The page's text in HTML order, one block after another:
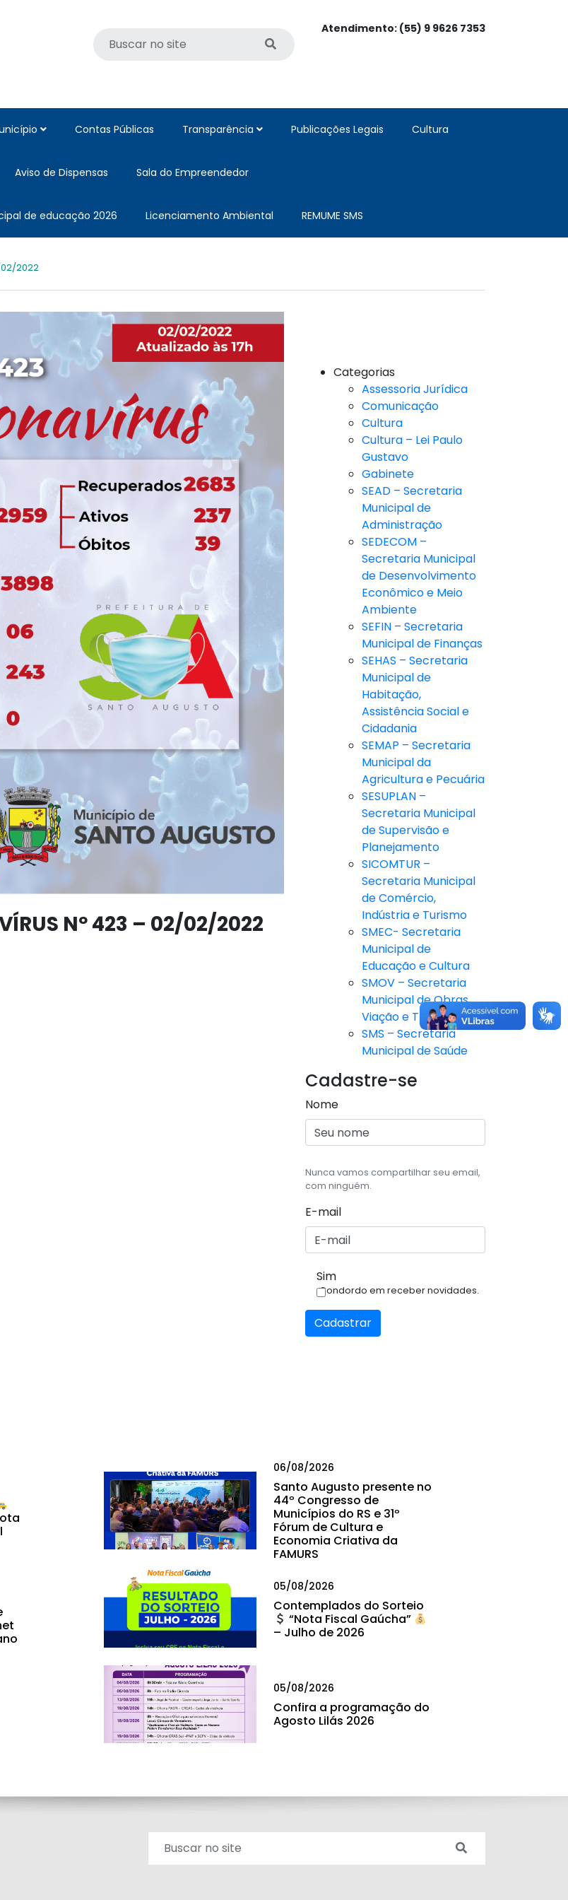
Atendimento: (55) 9 9626 7353
Contas Públicas Transparência Publicações Legais Cultura
Aviso de Dispensas Sala do Empreendedor
de educação 2026 Licenciamento Ambiental REMUME SMS
02/2022
Nº 423 – 02/02/2022
Categorias
Assessoria Jurídica
Comunicação
Cultura
Cultura – Lei Paulo
Gustavo
Gabinete
SEAD – Secretaria
Municipal de
Administração
SEDECOM –
Secretaria Municipal
de Desenvolvimento
Econômico e Meio
Ambiente
SEFIN – Secretaria
Municipal de Finanças
SEHAS – Secretaria
Municipal de
Habitação,
Assistência Social e
Cidadania
SEMAP – Secretaria
Municipal da
Agricultura e Pecuária
SESUPLAN –
Secretaria Municipal
de Supervisão e
Planejamento
SICOMTUR –
Secretaria Municipal
de Comércio,
Indústria e Turismo
SMEC- Secretaria
Municipal de
Educação e Cultura
SMOV – Secretaria
Municipal de Obras,
Viação e Trânsito
SMS – Secretaria
Municipal de Saúde
Cadastre-se
Nome
Nunca vamos compartilhar seu email,
com ninguém.
E-mail
Sim
Condordo em receber novidades.
Cadastrar
06/08/2026
Santo Augusto presente no
44º Congresso de
Municípios do RS e 31º
Fórum de Cultura e
Economia Criativa da
FAMURS
05/08/2026
Contemplados do Sorteio
“Nota Fiscal Gaúcha”
– Julho de 2026
05/08/2026
Confira a programação do
Agosto Lilás 2026